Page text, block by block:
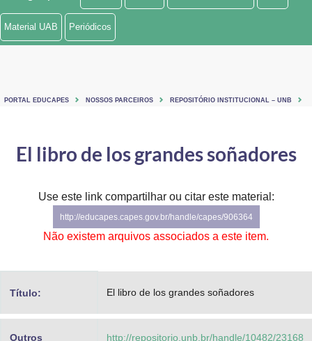
Ministério de Minas e Energia
Ministério da Mulher, da Família e dos Direitos Humanos
Secretaria-Geral
Gabinete de Segurança Institucional
Material UAB Periódicos
PORTAL EDUCAPES NOSSOS PARCEIROS REPOSITÓRIO INSTITUCIONAL – UNB
El libro de los grandes soñadores
Use este link compartilhar ou citar este material:
http://educapes.capes.gov.br/handle/capes/906364
Não existem arquivos associados a este item.
Título: El libro de los grandes soñadores
Outros http://repositorio.unb.br/handle/10482/23168